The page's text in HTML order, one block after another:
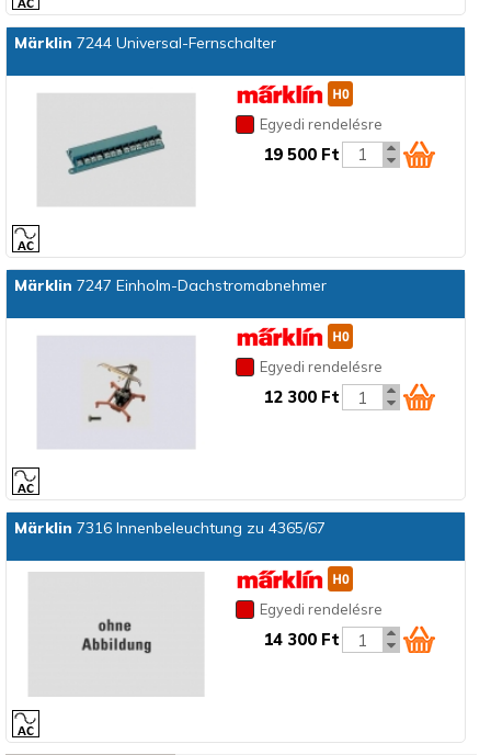
Märklin 7244 Universal-Fernschalter
Egyedi rendelésre
19 500 Ft
Märklin 7247 Einholm-Dachstromabnehmer
Egyedi rendelésre
12 300 Ft
Märklin 7316 Innenbeleuchtung zu 4365/67
Egyedi rendelésre
14 300 Ft